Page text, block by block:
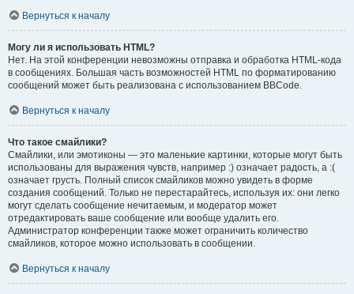
Вернуться к началу
Могу ли я использовать HTML?
Нет. На этой конференции невозможны отправка и обработка HTML-кода
в сообщениях. Большая часть возможностей HTML по форматированию
сообщений может быть реализована с использованием BBCode.
Вернуться к началу
Что такое смайлики?
Смайлики, или эмотиконы — это маленькие картинки, которые могут быть
использованы для выражения чувств, например :) означает радость, а :(
означает грусть. Полный список смайликов можно увидеть в форме
создания сообщений. Только не перестарайтесь, используя их: они легко
могут сделать сообщение нечитаемым, и модератор может
отредактировать ваше сообщение или вообще удалить его.
Администратор конференции также может ограничить количество
смайликов, которое можно использовать в сообщении.
Вернуться к началу